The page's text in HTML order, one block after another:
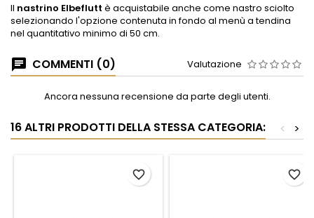
Il nastrino Elbeflutt è acquistabile anche come nastro sciolto
selezionando l'opzione contenuta in fondo al menù a tendina
nel quantitativo minimo di 50 cm.
COMMENTI (0) Valutazione
Ancora nessuna recensione da parte degli utenti.
16 ALTRI PRODOTTI DELLA STESSA CATEGORIA: >
<
favorite_border favorite_border